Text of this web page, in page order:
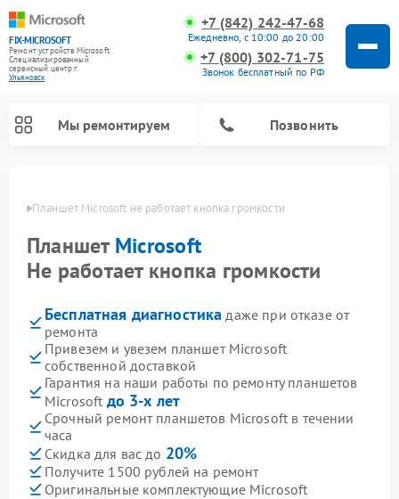
FIX-MICROSOFT
Ремонт устройств Microsoft
Специализированный
cервисный центр г.
Ульяновск
+7 (842) 242-47-68
Ежедневно, с 10:00 до 20:00
+7 (800) 302-71-75
Звонок бесплатный по РФ
Мы ремонтируем Позвонить
Планшет Microsoft не работает кнопка громкости
Планшет Microsoft
Не работает кнопка громкости
Бесплатная диагностика даже при отказе от
ремонта
Привезем и увезем планшет Microsoft
собственной доставкой
Гарантия на наши работы по ремонту планшетов
Microsoft до 3-х лет
Срочный ремонт планшетов Microsoft в течении
часа
Скидка для вас до 20%
Получите 1500 рублей на ремонт
Оригинальные комплектующие Microsoft